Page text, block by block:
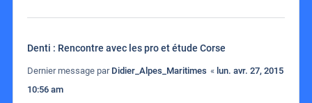
Denti : Rencontre avec les pro et étude Corse
Dernier message par Didier_Alpes_Maritimes « lun. avr. 27, 2015
10:56 am